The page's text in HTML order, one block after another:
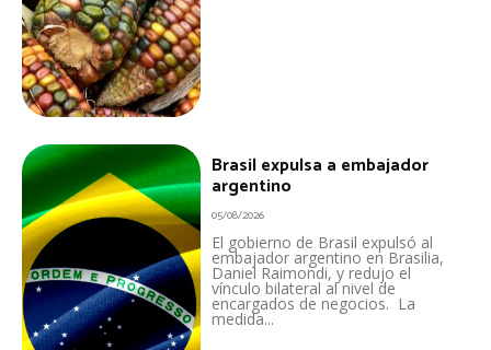
Brasil expulsa a embajador
argentino
05/08/2026
El gobierno de Brasil expulsó al
embajador argentino en Brasilia,
Daniel Raimondi, y redujo el
vínculo bilateral al nivel de
encargados de negocios. La
medida...